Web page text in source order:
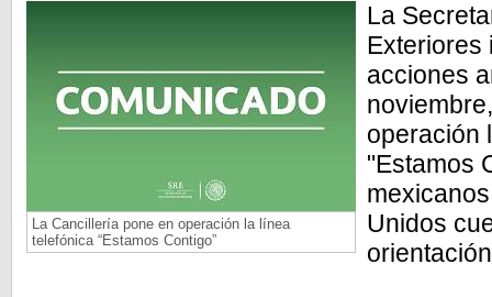
La Cancillería pone en operación la línea
telefónica “Estamos Contigo”
La
Exteriores
acciones
operación
"Estamos
Unidos